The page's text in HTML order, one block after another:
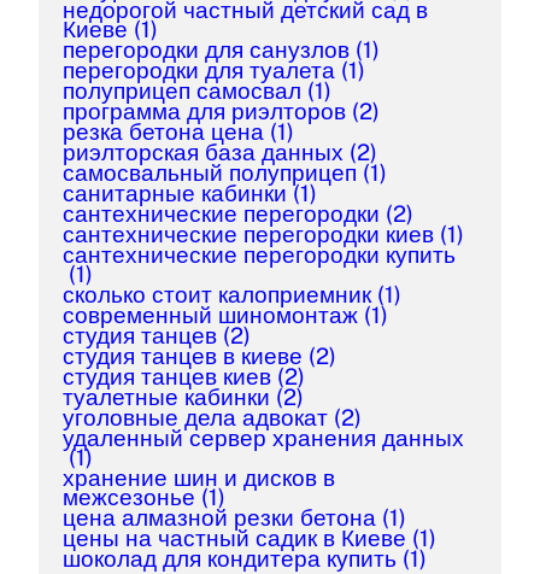
недорогой частный детский сад в
Киеве (1)
перегородки для санузлов (1)
перегородки для туалета (1)
полуприцеп самосвал (1)
программа для риэлторов (2)
резка бетона цена (1)
риэлторская база данных (2)
самосвальный полуприцеп (1)
санитарные кабинки (1)
сантехнические перегородки (2)
сантехнические перегородки киев (1)
сантехнические перегородки купить
(1)
сколько стоит калоприемник (1)
современный шиномонтаж (1)
студия танцев (2)
студия танцев в киеве (2)
студия танцев киев (2)
туалетные кабинки (2)
уголовные дела адвокат (2)
удаленный сервер хранения данных
(1)
хранение шин и дисков в
межсезонье (1)
цена алмазной резки бетона (1)
цены на частный садик в Киеве (1)
шоколад для кондитера купить (1)